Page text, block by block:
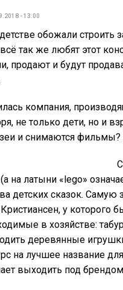
- 13:00
обожали строить
так же любят этот
продают и будут
компания,
не только дети, но и
и снимаются фильмы?
на латыни «lego»
детских сказок. Самую
у которого
в хозяйстве:
деревянные
на лучшее название
выходить под